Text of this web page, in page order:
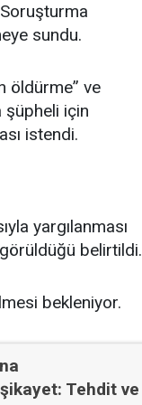
Soruşturma
sundu.
öldürme” ve
şüpheli için
istendi.
yargılanması
belirtildi.
bekleniyor.
Tehdit ve